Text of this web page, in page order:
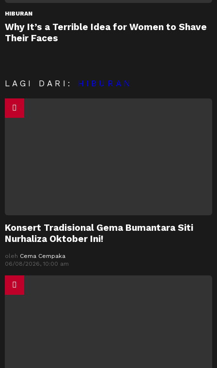
HIBURAN
Why It’s a Terrible Idea for Women to Shave
Their Faces
LAGI DARI: HIBURAN
Konsert Tradisional Gema Bumantara Siti
Nurhaliza Oktober Ini!
oleh Cema Cempaka
06/08/2026, 10:00 am